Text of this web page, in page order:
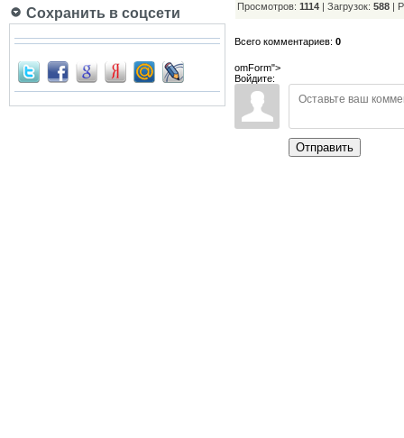
Сохранить в соцсети Просмотров: 1114 | Загрузок: 588 |
Всего комментариев: 0
omForm">
Войдите:
Отправить